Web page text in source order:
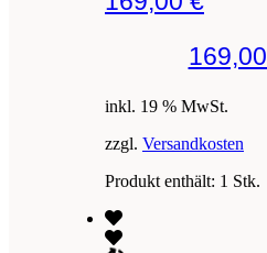
169,00
inkl. 19 % MwSt.
zzgl. Versandkosten
Produkt enthält: 1 Stk.